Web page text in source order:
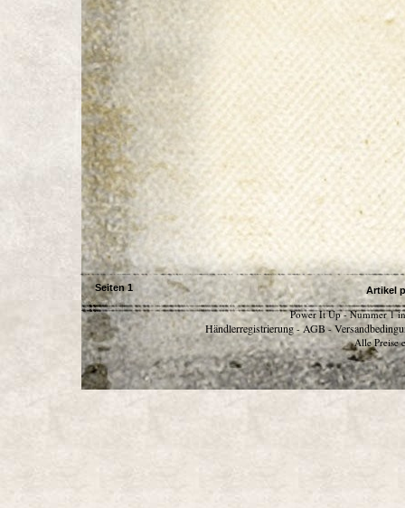
Seiten1 Artikel
Power It Up - Nummer 1
Händlerregistrierung - AGB -
Alle Preise